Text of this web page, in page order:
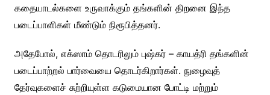
கதையாடல்களை உருவாக்கும் தங்களின் திறனை இந்த
படைப்பாளிகள் மீண்டும் நிரூபித்தனர்.
அதேபோல், எக்ஸாம் தொடரிலும் புஷ்கர் – காயத்ரி தங்களின்
படைப்பாற்றல் பார்வையை தொடர்கிறார்கள். நுழைவுத்
தேர்வுகளைச் சுற்றியுள்ள கடுமையான போட்டி மற்றும்